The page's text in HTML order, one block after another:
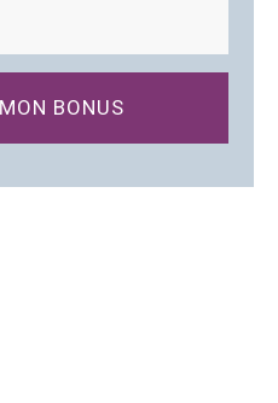
BONUS